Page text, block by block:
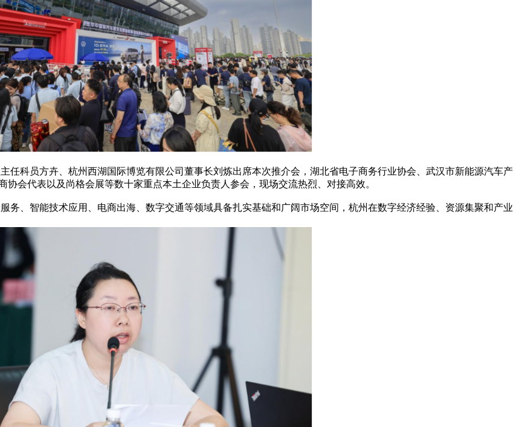
科员方卉、杭州西湖国际博览有限公司董事长刘炼出席本次推介会，湖北省电子商务行业协会、武汉市新能源汽车产
会代表以及尚格会展等数十家重点本土企业负责人参会，现场交流热烈、对接高效。
、智能技术应用、电商出海、数字交通等领域具备扎实基础和广阔市场空间，杭州在数字经济经验、资源集聚和产业